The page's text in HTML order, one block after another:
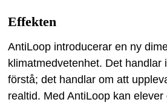
Effekten
AntiLoop introducerar en ny
klimatmedvetenhet. Det handlar
förstå; det handlar om att
realtid. Med AntiLoop kan